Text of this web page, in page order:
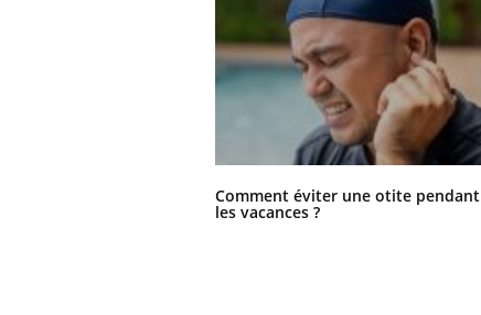
Comment éviter une otite pendant
les vacances ?